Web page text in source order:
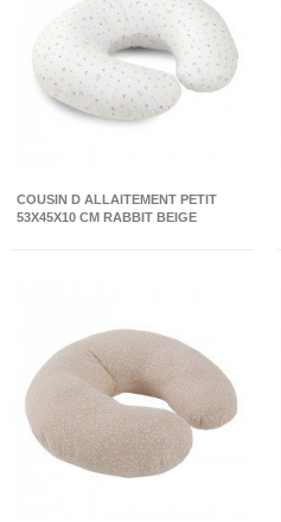
COUSIN D ALLAITEMENT PETIT
53X45X10 CM RABBIT BEIGE